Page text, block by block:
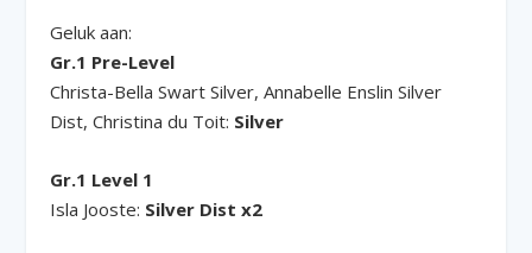
Geluk aan:
Gr.1 Pre-Level
Christa-Bella Swart Silver, Annabelle Enslin Silver
Dist, Christina du Toit: Silver
Gr.1 Level 1
Isla Jooste: Silver Dist x2